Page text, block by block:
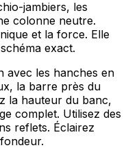
jambiers, les
colonne neutre.
et la force. Elle
exact.
avec les hanches en
la barre près du
la hauteur du banc,
complet. Utilisez des
reflets. Éclairez